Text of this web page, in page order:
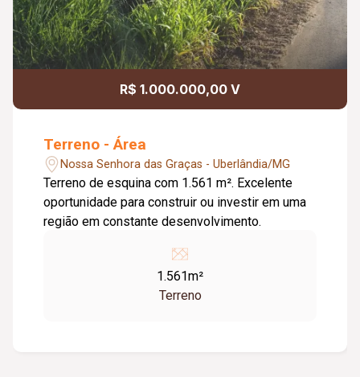
R$ 1.000.000,00 V
Terreno - Área
Nossa Senhora das Graças - Uberlândia/MG
Terreno de esquina com 1.561 m². Excelente
oportunidade para construir ou investir em uma
região em constante desenvolvimento.
1.561m²
Terreno